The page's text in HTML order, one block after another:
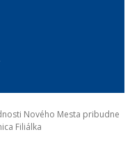
Nového Mesta pribudne
Filiálka